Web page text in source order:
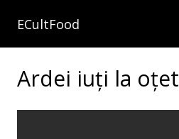
ECultFood
Ardei iuți la oțet